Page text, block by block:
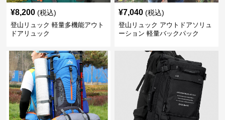
¥8,200 (税込)
登山リュック 軽量多機能アウト
ドアリュック
¥7,040 (税込)
登山リュック アウトドアソリュ
ーション 軽量バックパック